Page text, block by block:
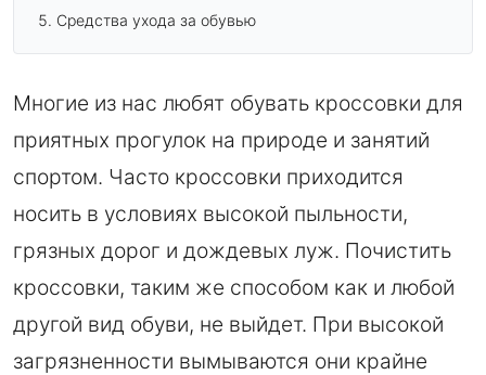
Средства ухода за обувью
Многие из нас любят обувать кроссовки для
приятных прогулок на природе и занятий
спортом. Часто кроссовки приходится
носить в условиях высокой пыльности,
грязных дорог и дождевых луж. Почистить
кроссовки, таким же способом как и любой
другой вид обуви, не выйдет. При высокой
загрязненности вымываются они крайне